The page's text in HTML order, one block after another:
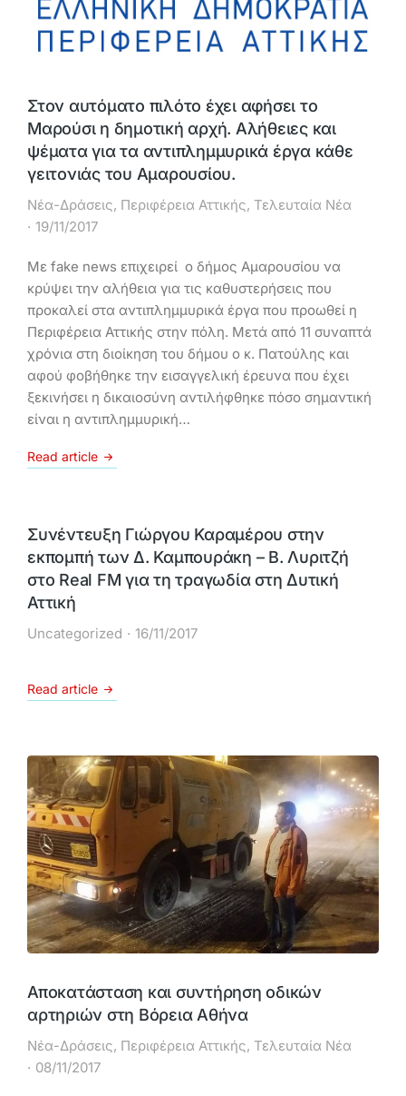
Στον αυτόματο πιλότο έχει αφήσει το
Μαρούσι η δημοτική αρχή. Αλήθειες και
ψέματα για τα αντιπλημμυρικά έργα κάθε
γειτονιάς του Αμαρουσίου.
Νέα-Δράσεις, Περιφέρεια Αττικής, Τελευταία Νέα
19/11/2017
Με fake news επιχειρεί ο δήμος Αμαρουσίου να
κρύψει την αλήθεια για τις καθυστερήσεις που
προκαλεί στα αντιπλημμυρικά έργα που προωθεί η
Περιφέρεια Αττικής στην πόλη. Μετά από 11 συναπτά
χρόνια στη διοίκηση του δήμου ο κ. Πατούλης και
αφού φοβήθηκε την εισαγγελική έρευνα που έχει
ξεκινήσει η δικαιοσύνη αντιλήφθηκε πόσο σημαντική
είναι η αντιπλημμυρική…
Read article
Συνέντευξη Γιώργου Καραμέρου στην
εκπομπή των Δ. Καμπουράκη – Β. Λυριτζή
στο Real FM για τη τραγωδία στη Δυτική
Αττική
Uncategorized 16/11/2017
Read article
Αποκατάσταση και συντήρηση οδικών
αρτηριών στη Bόρεια Αθήνα
Νέα-Δράσεις, Περιφέρεια Αττικής, Τελευταία Νέα
08/11/2017